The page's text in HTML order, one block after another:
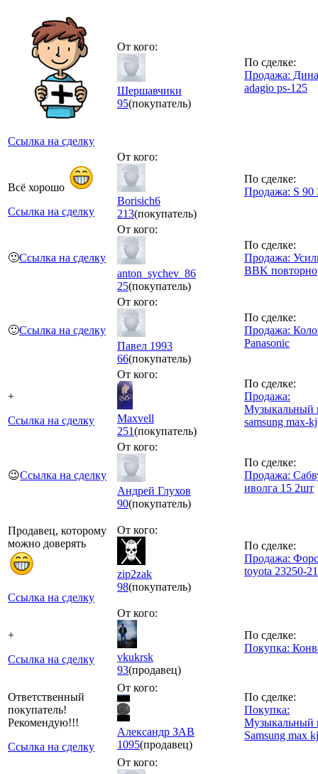
Ссылка на сделку
От кого:
Шершавчики
95(покупатель)
По сделке:
Продажа:
adagio ps-125
Всё хорошо
Ссылка на сделку
От кого:
Borisich6
213(покупатель)
По сделке:
Продажа: S 90
🙂Ссылка на сделку
От кого:
anton_sychev_86
25(покупатель)
По сделке:
Продажа:
BBK повторно
🙂Ссылка на сделку
От кого:
Павел 1993
66(покупатель)
По сделке:
Продажа:
Panasonic
+
Ссылка на сделку
От кого:
Maxvell
251(покупатель)
По сделке:
Продажа:
Музыкальный
samsung max-
😉Ссылка на сделку
От кого:
Андрей Глухов
90(покупатель)
По сделке:
Продажа:
иволга 15 2шт
Продавец, которому
можно доверять
Ссылка на сделку
От кого:
zip2zak
98(покупатель)
По сделке:
Продажа:
toyota 23250-
+
Ссылка на сделку
От кого:
vkukrsk
93(продавец)
По сделке:
Покупка:
Ответственный
покупатель!
Рекомендую!!!
Ссылка на сделку
От кого:
Александр ЗАВ
1095(продавец)
По сделке:
Покупка:
Музыкальный
Samsung max
От кого: